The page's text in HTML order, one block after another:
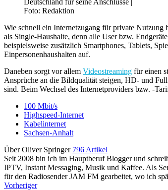
Foto: Redaktion
Wie schnell ein Internetzugang für private Nutzung
als Single-Haushalte, denn alle User bzw.
beispielsweise zusätzlich Smartphones, Tablets,
Einpersonenhaushalten auf.
Daneben sorgt vor allem Videostreaming für einen
Ansprüche an die Bildqualität steigen, HD- und
sind. Beim Wechsel des Internetproviders bzw. -
100 Mbit/s
Highspeed-Internet
Kabelinternet
Sachsen-Anhalt
Über Oliver Springer 796 Artikel
Seit 2008 bin ich im Hauptberuf Blogger und
IPTV, Instant Messaging, Musik und Kaffee. Als
für den Radiosender JAM FM gearbeitet, wo ich
Vorheriger